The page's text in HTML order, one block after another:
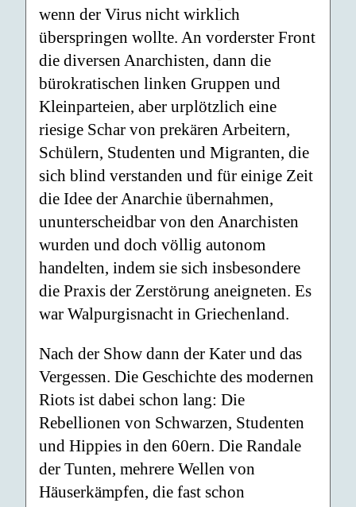
wenn der Virus nicht wirklich
überspringen wollte. An vorderster Front
die diversen Anarchisten, dann die
bürokratischen linken Gruppen und
Kleinparteien, aber urplötzlich eine
riesige Schar von prekären Arbeitern,
Schülern, Studenten und Migranten, die
sich blind verstanden und für einige Zeit
die Idee der Anarchie übernahmen,
ununterscheidbar von den Anarchisten
wurden und doch völlig autonom
handelten, indem sie sich insbesondere
die Praxis der Zerstörung aneigneten. Es
war Walpurgisnacht in Griechenland.
Nach der Show dann der Kater und das
Vergessen. Die Geschichte des modernen
Riots ist dabei schon lang: Die
Rebellionen von Schwarzen, Studenten
und Hippies in den 60ern. Die Randale
der Tunten, mehrere Wellen von
Häuserkämpfen, die fast schon